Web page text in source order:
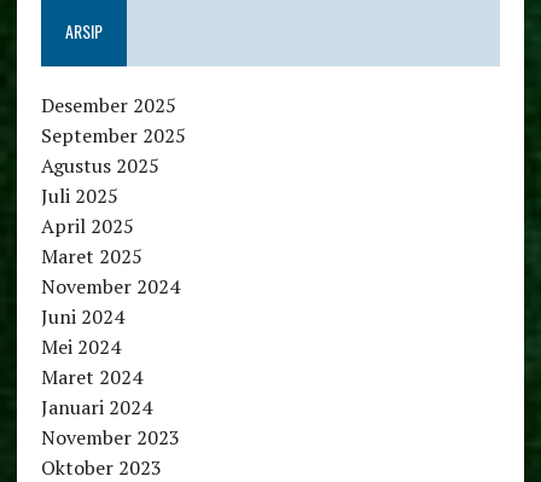
ARSIP
Desember 2025
September 2025
Agustus 2025
Juli 2025
April 2025
Maret 2025
November 2024
Juni 2024
Mei 2024
Maret 2024
Januari 2024
November 2023
Oktober 2023